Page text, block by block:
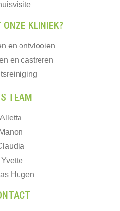
ONZE KLINIEK?
en ontvlooien
en castreren
TEAM
Alletta
Manon
Yvette
Hugen